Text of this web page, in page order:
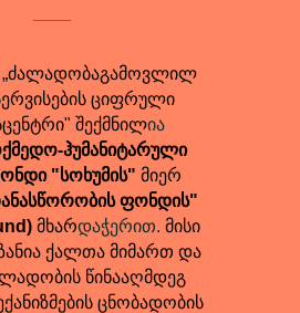
„ძალადობაგამოვლილ
ციფრული
შექმნილია
ჰუმანიტარული
"სოხუმის" მიერ
ფონდის"
მხარდაჭერით. მისი
ქალთა მიმართ და
წინააღმდეგ
ცნობადობის